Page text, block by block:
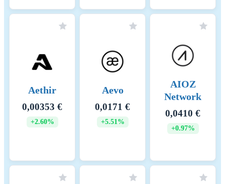
Aethir
0,00353 €
+2.60%
Aevo
0,0171 €
+5.51%
AIOZ
Network
0,0410 €
+0.97%